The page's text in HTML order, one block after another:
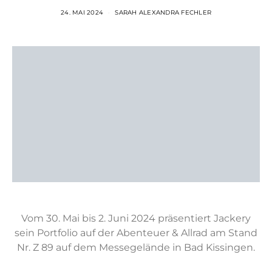
24. MAI 2024 SARAH ALEXANDRA FECHLER
Vom 30. Mai bis 2. Juni 2024 präsentiert Jackery
sein Portfolio auf der Abenteuer & Allrad am Stand
Nr. Z 89 auf dem Messegelände in Bad Kissingen.